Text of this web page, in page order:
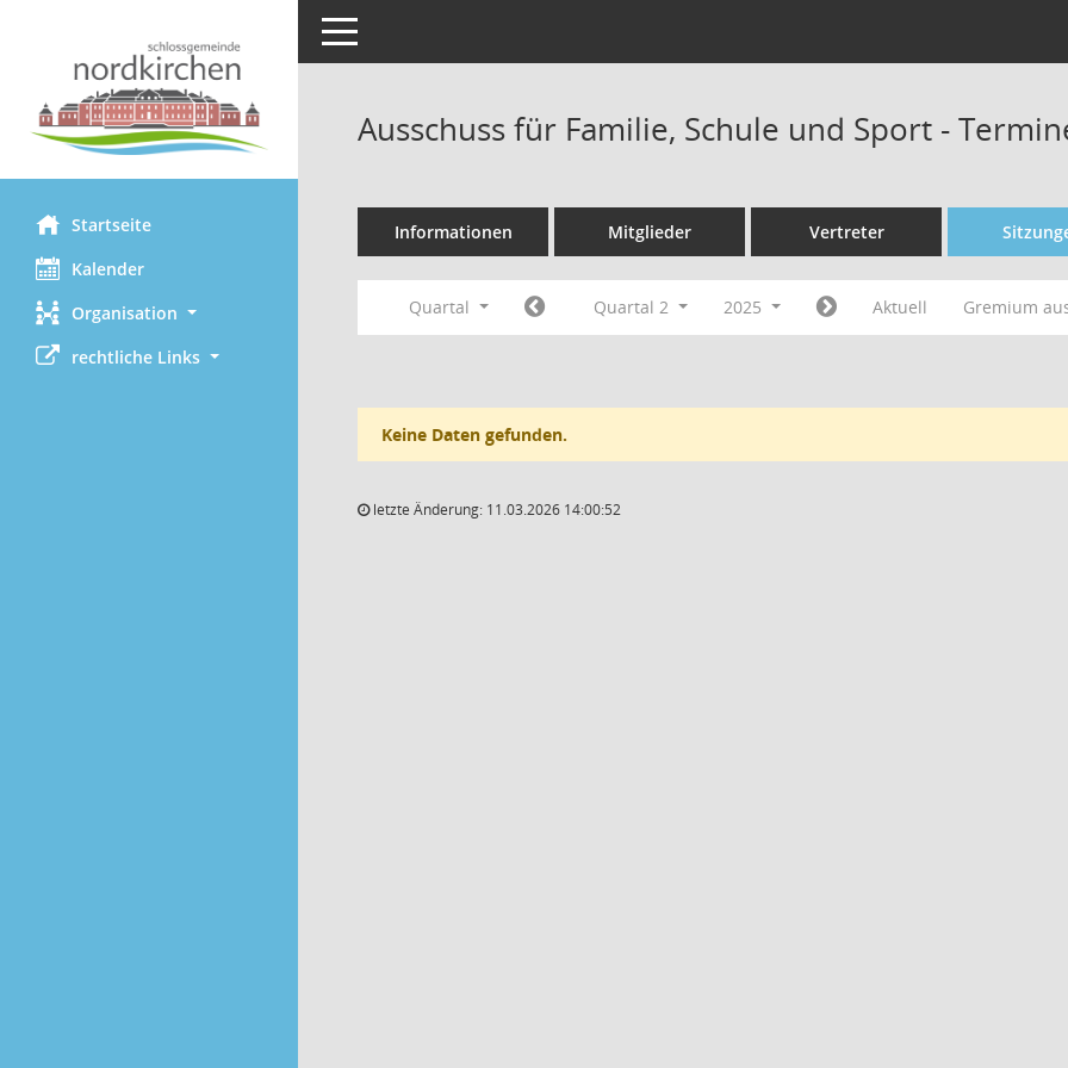
Startseite
Kalender
Organisation
rechtliche Links
Toggle navigation
Ausschuss für Familie, Schule und Sport -
Informationen Mitglieder Vertreter
Quartal Quartal 2 2025 Aktuell Gremium
Keine Daten gefunden.
letzte Änderung: 11.03.2026 14:00:52